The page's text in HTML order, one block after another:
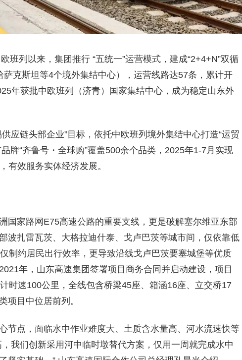
班列以来，集团推行 “五统一”运营模式，建成“2+4+N”双循
克斯坦等4个境外集结中心），运营线路达57条，累计开
年获批中欧班列（济青）国家集结中心，成为稳定山东外
应链头部企业”目标，依托中欧班列境外集结中心打造“运贸
牌“齐鲁号・全球购”覆盖500余个品类，2025年1-7月实现
有效服务实体经济发展。
国家路网E75高速公路的重要支线，更是破解塞尔维亚东部
波扎雷瓦茨、大格拉迪什泰、戈卢巴茨等城市间，仅依靠低
制约居民出行效率，更导致沿线戈卢巴茨要塞城堡等优质
年，山东高速集团签署项目商务合同并启动建设，项目
时速100公里，全线包含桥梁45座、箱涵16座、立交桥17
项目中位居前列。
节点，面临水中作业难度大、土质含水量高、河水流速快等
我们创新采用河中临时墩替代方案，仅用一周就完成水中